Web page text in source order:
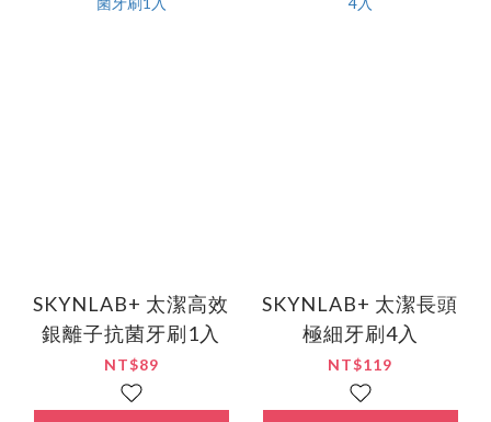
SKYNLAB+ 太潔高效
銀離子抗菌牙刷1入
NT$89
SKYNLAB+ 太潔長頭
極細牙刷4入
NT$119